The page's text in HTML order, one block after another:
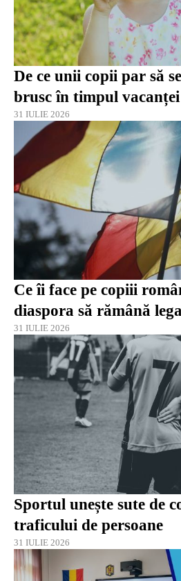
De ce unii copii par să
brusc în timpul vacanței
31 IULIE 2026
Ce îi face pe copiii
diaspora să rămână
31 IULIE 2026
Sportul unește sute de
traficului de persoane
31 IULIE 2026